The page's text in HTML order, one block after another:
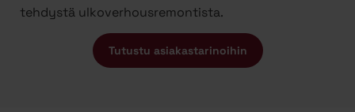
tehdystä ulkoverhousremontista.
Tutustu asiakastarinoihin